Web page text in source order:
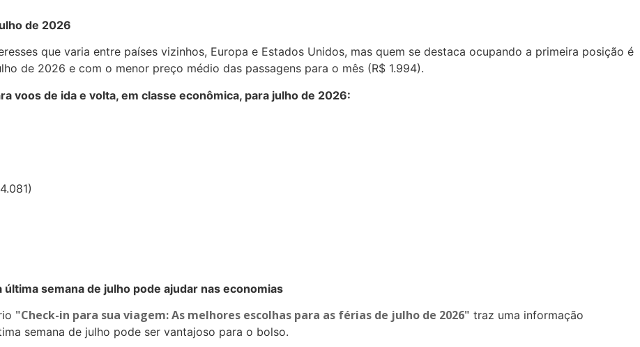
de 2026
que varia entre países vizinhos, Europa e Estados Unidos, mas quem se destaca ocupando a primeira posição é
de 2026 e com o menor preço médio das passagens para o mês (R$ 1.994).
voos de ida e volta, em classe econômica, para julho de 2026:
semana de julho pode ajudar nas economias
"Check-in para sua viagem: As melhores escolhas para as férias de julho de 2026" traz uma informação
semana de julho pode ser vantajoso para o bolso.